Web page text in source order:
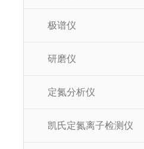
极谱仪
研磨仪
定氮分析仪
凯氏定氮离子检测仪